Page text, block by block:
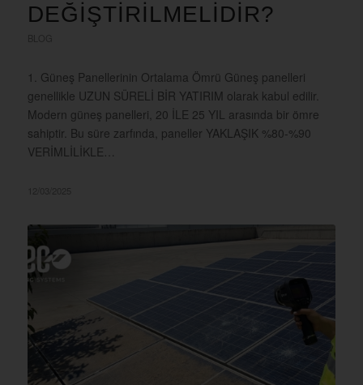
DEĞIŞTIRILMELIDIR?
1. Güneş Panellerinin Ortalama Ömrü Güneş panelleri
genellikle UZUN SÜRELİ BİR YATIRIM olarak kabul edilir.
Modern güneş panelleri, 20 İLE 25 YIL arasında bir ömre
sahiptir. Bu süre zarfında, paneller YAKLAŞIK %80-%90
VERİMLİLİKLE…